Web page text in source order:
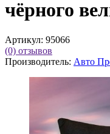
чёрного
Артикул: 95066
(0) отзывов
Производитель: Авто